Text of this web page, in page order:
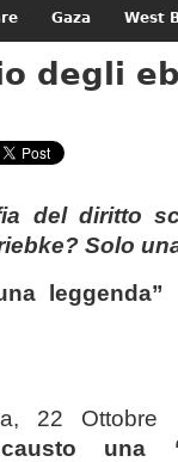
Gaza West
degli
del diritto
Solo
leggenda”
22
una